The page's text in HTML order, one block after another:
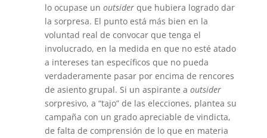
lo ocupase un outsiderque hubiera logrado dar
la sorpresa. El punto está más bien en la
voluntad real de convocar que tenga el
involucrado, en la medida en que no esté atado
a intereses tan específicos que no pueda
verdaderamente pasar por encima de rencores
de asiento grupal. Si un aspirante a outsider
sorpresivo, a “tajo” de las elecciones, plantea su
campaña con un grado aprecia­ble de vindicta,
de falta de comprensión de lo que en materia